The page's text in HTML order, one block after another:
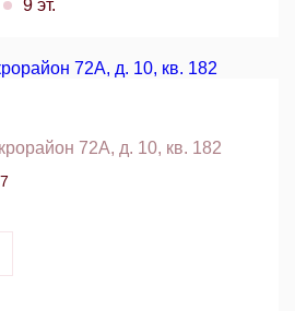
9 эт.
72А, д. 10, кв. 182